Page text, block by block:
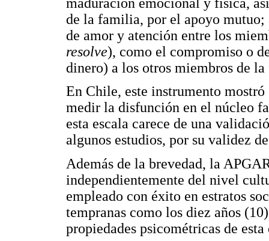
de la familia, por el apoyo
de amor y atención entre los
resolve), como el compromiso o
dinero) a los otros miembros de
En Chile, este instrumento
medir la disfunción en el núcleo
esta escala carece de una
algunos estudios, por su validez
Además de la brevedad, la
independientemente del nivel
empleado con éxito en estratos
tempranas como los diez años
propiedades psicométricas de